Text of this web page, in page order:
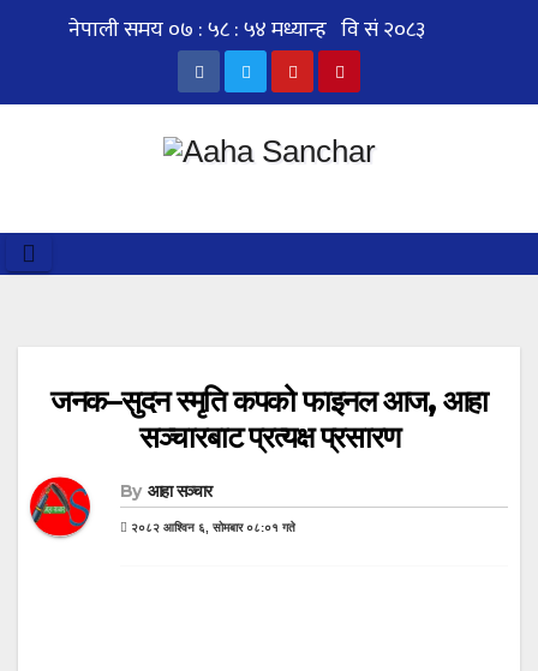
जनक–सुदन स्मृति कपको फाइनल आज, आहा
सञ्चारबाट प्रत्यक्ष प्रसारण
By आहा सञ्चार
२०८२ आश्विन ६, सोमबार ०८:०१ गते